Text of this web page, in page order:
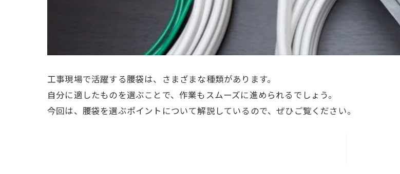
工事現場で活躍する腰袋は、さまざまな種類があります。
自分に適したものを選ぶことで、作業もスムーズに進められるでしょう。
今回は、腰袋を選ぶポイントについて解説しているので、ぜひご覧ください。